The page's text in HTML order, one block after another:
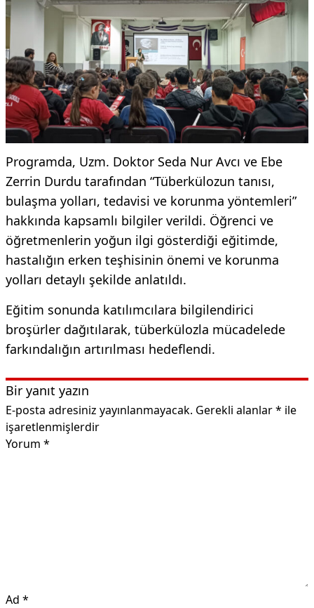
Programda, Uzm. Doktor Seda Nur Avcı ve Ebe
Zerrin Durdu tarafından “Tüberkülozun tanısı,
bulaşma yolları, tedavisi ve korunma yöntemleri”
hakkında kapsamlı bilgiler verildi. Öğrenci ve
öğretmenlerin yoğun ilgi gösterdiği eğitimde,
hastalığın erken teşhisinin önemi ve korunma
yolları detaylı şekilde anlatıldı.
Eğitim sonunda katılımcılara bilgilendirici
broşürler dağıtılarak, tüberkülozla mücadelede
farkındalığın artırılması hedeflendi.
Bir yanıt yazın
E-posta adresiniz yayınlanmayacak. Gerekli alanlar* ile
işaretlenmişlerdir
Yorum *
Ad *